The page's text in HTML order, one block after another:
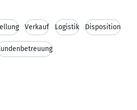
Verkauf Logistik Disposition